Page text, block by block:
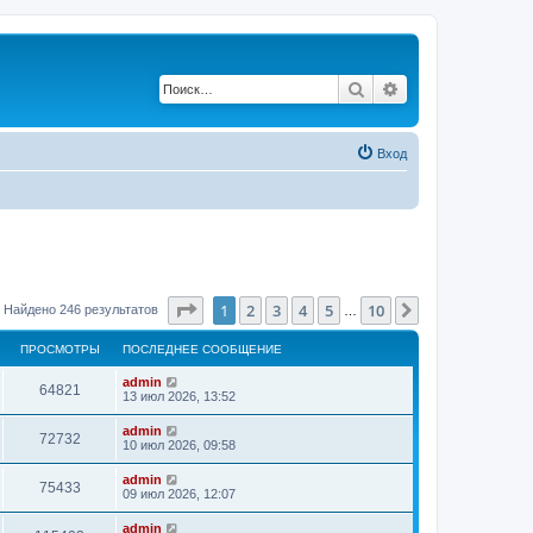
Поиск
Вход
Найдено 246 результатов Страница1 из 10
1 2 3 4 5 10
ПРОСМОТРЫ ПОСЛЕДНЕЕ СООБЩЕНИЕ
64821
admin
13 июл 2026, 13:52
72732
admin
10 июл 2026, 09:58
75433
admin
09 июл 2026, 12:07
admin